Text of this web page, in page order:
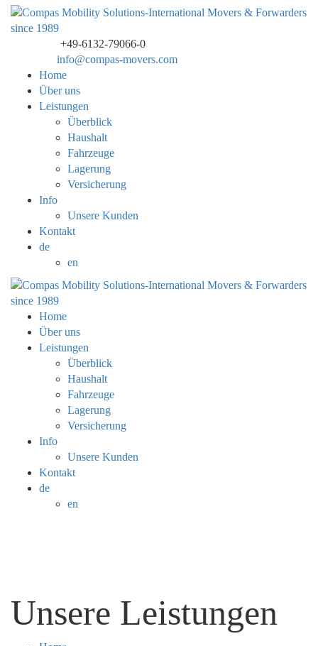
+49-6132-79066-0
info@compas-movers.com
Home
Über uns
Leistungen
Überblick
Haushalt
Fahrzeuge
Lagerung
Versicherung
Info
Unsere Kunden
Kontakt
de
en
Home
Über uns
Leistungen
Überblick
Haushalt
Fahrzeuge
Lagerung
Versicherung
Info
Unsere Kunden
Kontakt
de
en
Unsere Leistungen